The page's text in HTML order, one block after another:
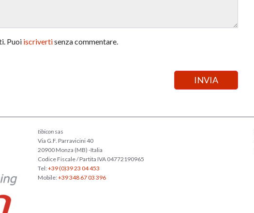
Puoi iscrivertisenza commentare.
tibiconsas
Via G.F. Parravicini 40
20900 Monza (MB) -Italia
Codice Fiscale / Partita IVA 04772190965
Tel:+39 (0)39 23 04 453
Mobile:+39 348 67 03 396